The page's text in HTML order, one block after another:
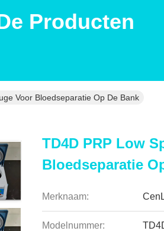
Producten
Voor Bloedseparatie Op De Bank
TD4D PRP Low
Bloedseparatie
Merknaam:
Modelnummer: